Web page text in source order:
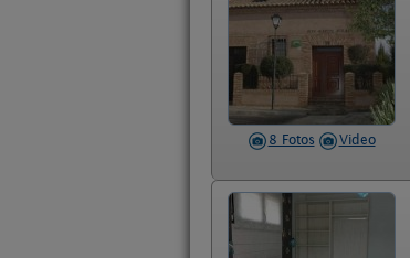
8 Fotos Video